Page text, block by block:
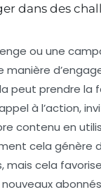
dans des
ou une
manière
peut prendre la
à l’action,
contenu en
cela génère
mais cela